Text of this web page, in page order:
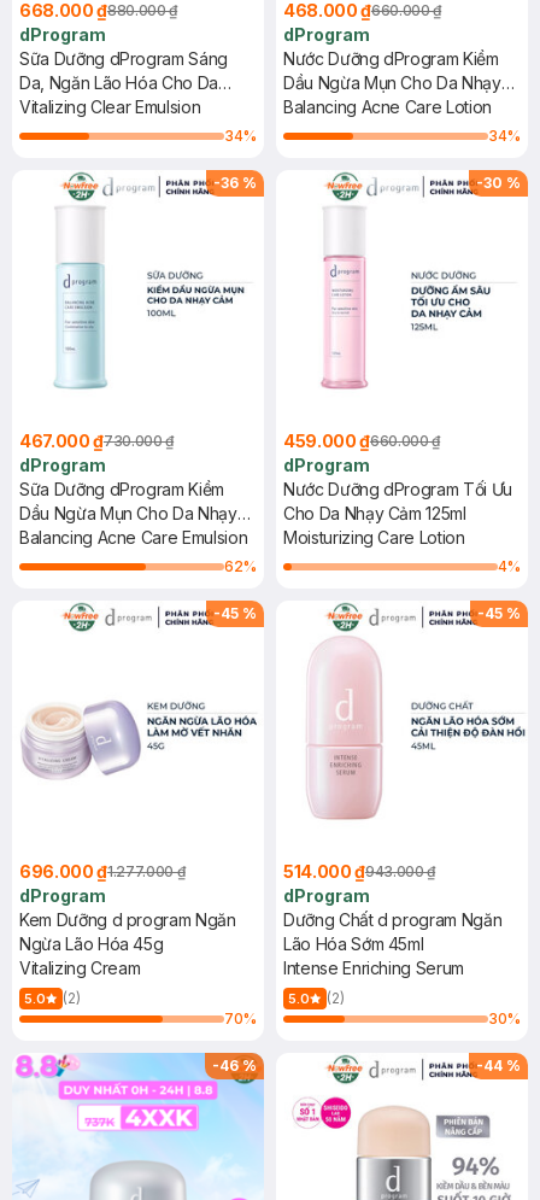
668.000 ₫880.000 ₫
dProgram
Sữa Dưỡng dProgram Sáng
Da, Ngăn Lão Hóa Cho Da
Nhạy Cảm 100ml
Vitalizing Clear Emulsion
34%
468.000 ₫660.000 ₫
dProgram
Nước Dưỡng dProgram Kiềm
Dầu Ngừa Mụn Cho Da Nhạy
Cảm 125ml
Balancing Acne Care Lotion
34%
-36 %
467.000 ₫730.000 ₫
dProgram
Sữa Dưỡng dProgram Kiềm
Dầu Ngừa Mụn Cho Da Nhạy
Cảm 100ml
Balancing Acne Care Emulsion
62%
-30 %
459.000 ₫660.000 ₫
dProgram
Nước Dưỡng dProgram Tối Ưu
Cho Da Nhạy Cảm 125ml
Moisturizing Care Lotion
4%
-45 %
696.000 ₫1.277.000 ₫
dProgram
Kem Dưỡng d program Ngăn
Ngừa Lão Hóa 45g
Vitalizing Cream
5.0
(2)
70%
-45 %
514.000 ₫943.000 ₫
dProgram
Dưỡng Chất d program Ngăn
Lão Hóa Sớm 45ml
Intense Enriching Serum
5.0
(2)
30%
-46% -44 %